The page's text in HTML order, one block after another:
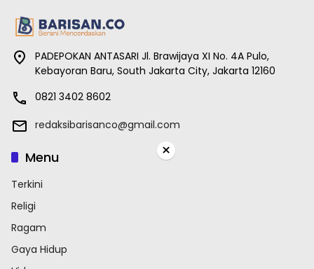
PADEPOKAN ANTASARI Jl. Brawijaya XI No. 4A Pulo,
Kebayoran Baru, South Jakarta City, Jakarta 12160
0821 3402 8602
redaksibarisanco@gmail.com
Menu
Terkini
Religi
Ragam
Gaya Hidup
×